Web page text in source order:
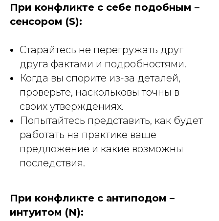
При конфликте с себе подобным –
сенсором (S):
Старайтесь не перегружать друг
друга фактами и подробностями.
Когда вы спорите из-за деталей,
проверьте, наскольковы точны в
своих утверждениях.
Попытайтесь представить, как будет
работать на практике ваше
предложение и какие возможны
последствия.
При конфликте с антиподом –
интуитом (N):